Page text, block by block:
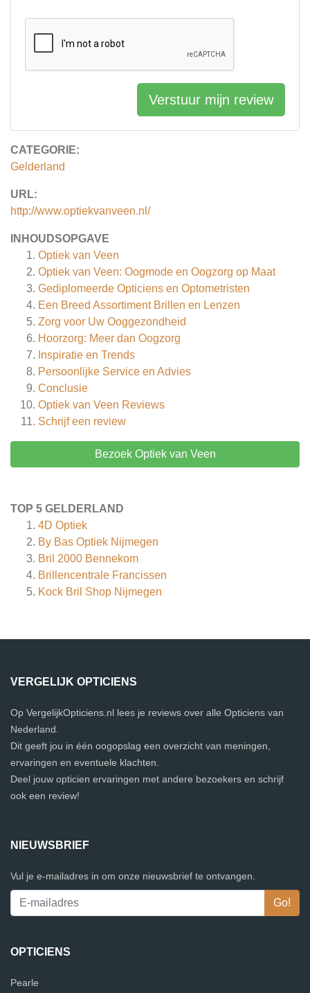
CATEGORIE:
Gelderland
URL:
http://www.optiekvanveen.nl/
INHOUDSOPGAVE
Optiek van Veen
Optiek van Veen: Oogmode en Oogzorg op Maat
Gediplomeerde Opticiens en Optometristen
Een Breed Assortiment Brillen en Lenzen
Zorg voor Uw Ooggezondheid
Hoorzorg: Meer dan Oogzorg
Inspiratie en Trends
Persoonlijke Service en Advies
Conclusie
Optiek van Veen Reviews
Schrijf een review
Bezoek Optiek van Veen
TOP 5 GELDERLAND
4D Optiek
By Bas Optiek Nijmegen
Bril 2000 Bennekom
Brillencentrale Francissen
Kock Bril Shop Nijmegen
Verstuur mijn review
VERGELIJK OPTICIENS
Op VergelijkOpticiens.nl lees je reviews over alle Opticiens van
Nederland.
Dit geeft jou in één oogopslag een overzicht van meningen,
ervaringen en eventuele klachten.
Deel jouw opticien ervaringen met andere bezoekers en schrijf
ook een review!
NIEUWSBRIEF
Vul je e-mailadres in om onze nieuwsbrief te ontvangen.
OPTICIENS
Pearle